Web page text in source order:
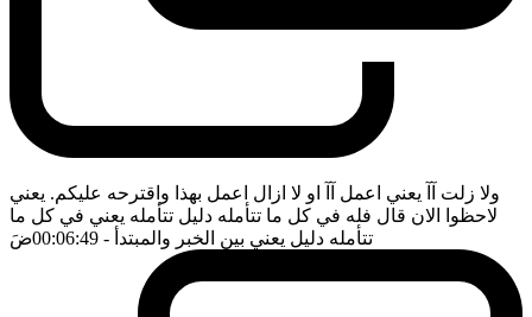
ولا زلت آآ يعني اعمل آآ او لا ازال اعمل بهذا واقترحه عليكم. يعني
لاحظوا الان قال فله في كل ما تتأمله دليل تتأمله يعني في كل ما
تتأمله دليل يعني بين الخبر والمبتدأ - 00:06:49 ضَ